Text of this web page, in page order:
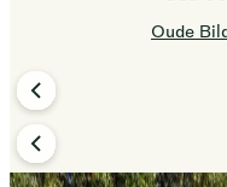
Oude